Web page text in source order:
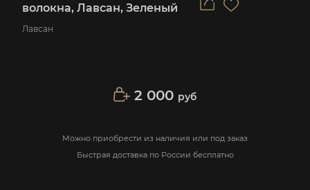
волокна, Лавсан, Зеленый
Лавсан
2 000 руб
Можно приобрести из наличия или под заказ
Быстрая доставка по России бесплатно